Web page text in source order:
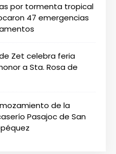
por tormenta tropical
47 emergencias
Zet celebra feria
a Sta. Rosa de
de la
Pasajoc de San